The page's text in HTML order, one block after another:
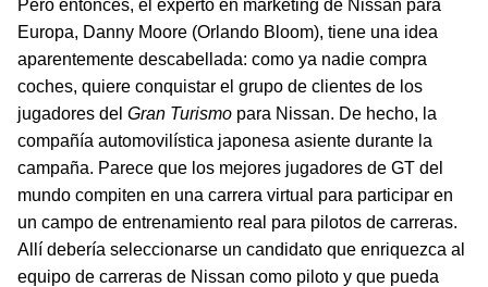
Pero entonces, el experto en marketing de Nissan para
Europa, Danny Moore (Orlando Bloom), tiene una idea
aparentemente descabellada: como ya nadie compra
coches, quiere conquistar el grupo de clientes de los
jugadores del Gran Turismo para Nissan. De hecho, la
compañía automovilística japonesa asiente durante la
campaña. Parece que los mejores jugadores de GT del
mundo compiten en una carrera virtual para participar en
un campo de entrenamiento real para pilotos de carreras.
Allí debería seleccionarse un candidato que enriquezca al
equipo de carreras de Nissan como piloto y que pueda